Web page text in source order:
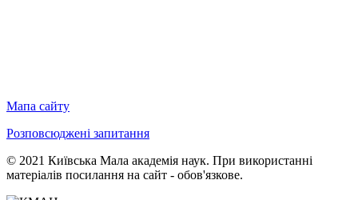
Мапа сайту
Розповсюджені запитання
© 2021 Київська Мала академія наук. При використанні
матеріалів посилання на сайт - обов'язкове.